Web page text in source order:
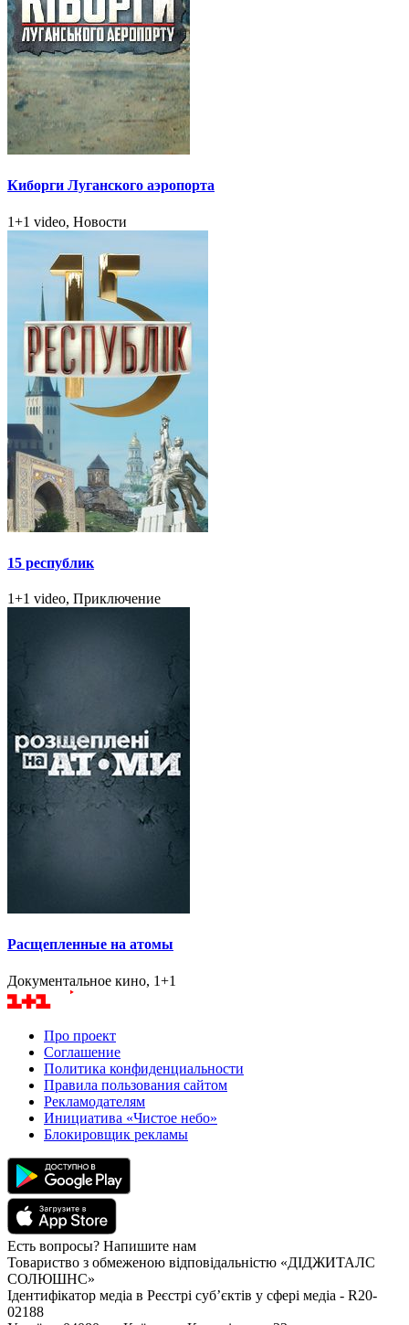
Киборги Луганского аэропорта
1+1 video, Новости
15 республик
1+1 video, Приключение
Расщепленные на атомы
Документальное кино, 1+1
Про проект
Соглашение
Политика конфиденциальности
Правила пользования сайтом
Рекламодателям
Инициатива «Чистое небо»
Блокировщик рекламы
Есть вопросы? Напишите нам
Товариство з обмеженою відповідальністю «ДІДЖИТАЛС
СОЛЮШНС»
Ідентифікатор медіа в Реєстрі суб’єктів у сфері медіа - R20-
02188